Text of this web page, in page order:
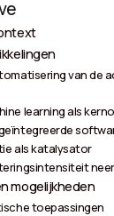
van de
learning als
als katalysator
mogelijkheden
toepassingen